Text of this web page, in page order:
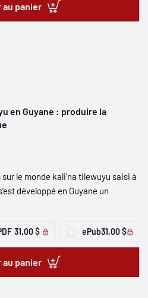
panier
en Guyane : produire la
le monde kali’na tilewuyu saisi à
développé en Guyane un
31,00 $ ePub31,00 $
panier